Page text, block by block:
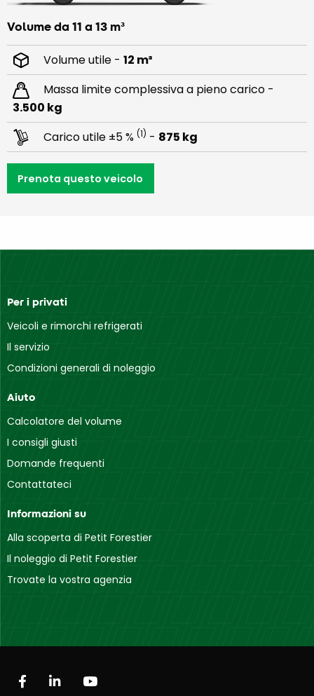
Volume da 11 a 13 m³
Volume utile - 12 m³
Massa limite complessiva a pieno carico -
3.500 kg
Carico utile ±5 % (1) - 875 kg
Prenota questo veicolo
Per i privati
Veicoli e rimorchi refrigerati
Il servizio
Condizioni generali di noleggio
Aiuto
Calcolatore del volume
I consigli giusti
Domande frequenti
Contattateci
Informazioni su
Alla scoperta di Petit Forestier
Il noleggio di Petit Forestier
Trovate la vostra agenzia